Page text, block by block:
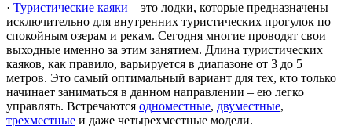
· Туристические каяки – это лодки, которые предназначены
исключительно для внутренних туристических прогулок по
спокойным озерам и рекам. Сегодня многие проводят свои
выходные именно за этим занятием. Длина туристических
каяков, как правило, варьируется в диапазоне от 3 до 5
метров. Это самый оптимальный вариант для тех, кто только
начинает заниматься в данном направлении – ею легко
управлять. Встречаются одноместные, двуместные,
трехместные и даже четырехместные модели.